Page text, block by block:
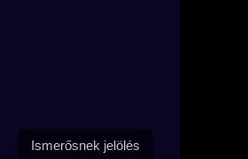
Ismerősnek jelölés